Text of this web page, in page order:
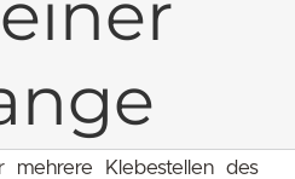
Klebestellen des